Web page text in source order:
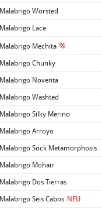
Malabrigo Worsted
Malabrigo Lace
Malabrigo Mechita
Malabrigo Chunky
Malabrigo Noventa
Malabrigo Washted
Malabrigo Silky Merino
Malabrigo Arroyo
Malabrigo Sock Metamorphosis
Malabrigo Mohair
Malabrigo Dos Tierras
Malabrigo Seis Cabos NEU